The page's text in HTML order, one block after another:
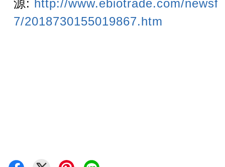
源: http://www.ebiotrade.com/
7/2018730155019867.htm